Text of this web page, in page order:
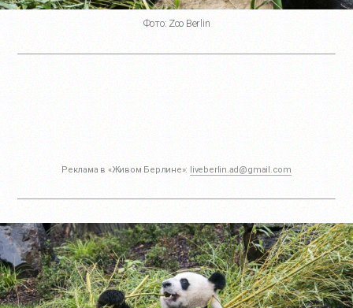
Фото: Zoo Berlin
Реклама в «Живом Берлине»: liveberlin.ad@gmail.com